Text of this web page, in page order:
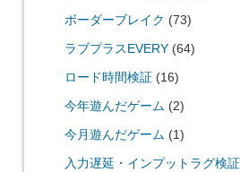
ボーダーブレイク (73)
ラブプラスEVERY(64)
ロード時間検証 (16)
今年遊んだゲーム (2)
今月遊んだゲーム (1)
入力遅延・インプットラグ検証